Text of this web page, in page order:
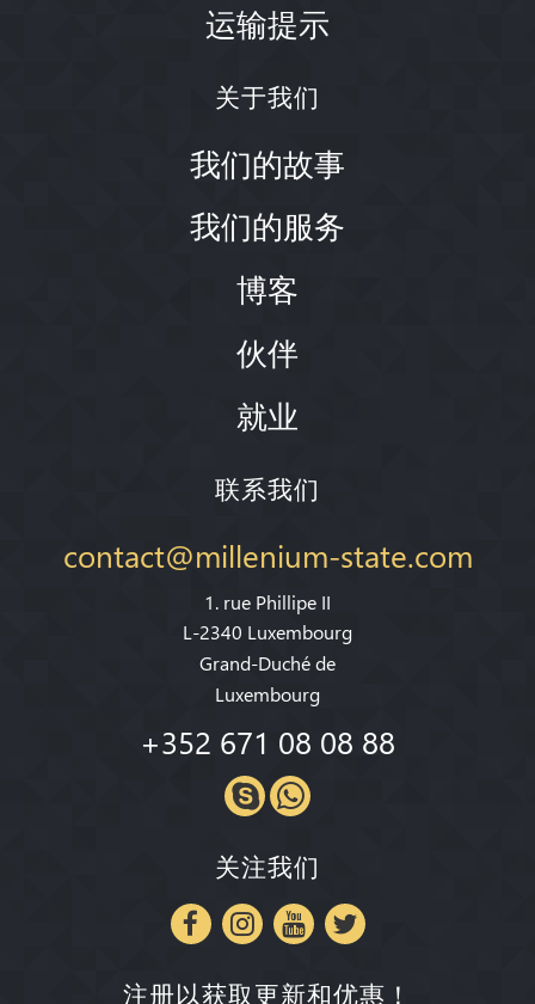
运输提示
关于我们
我们的故事
我们的服务
博客
伙伴
就业
联系我们
contact@millenium-state.com
1. rue Phillipe II
L-2340 Luxembourg
Grand-Duché de
Luxembourg
+352 671 08 08 88
关注我们
注册以获取更新和优惠！